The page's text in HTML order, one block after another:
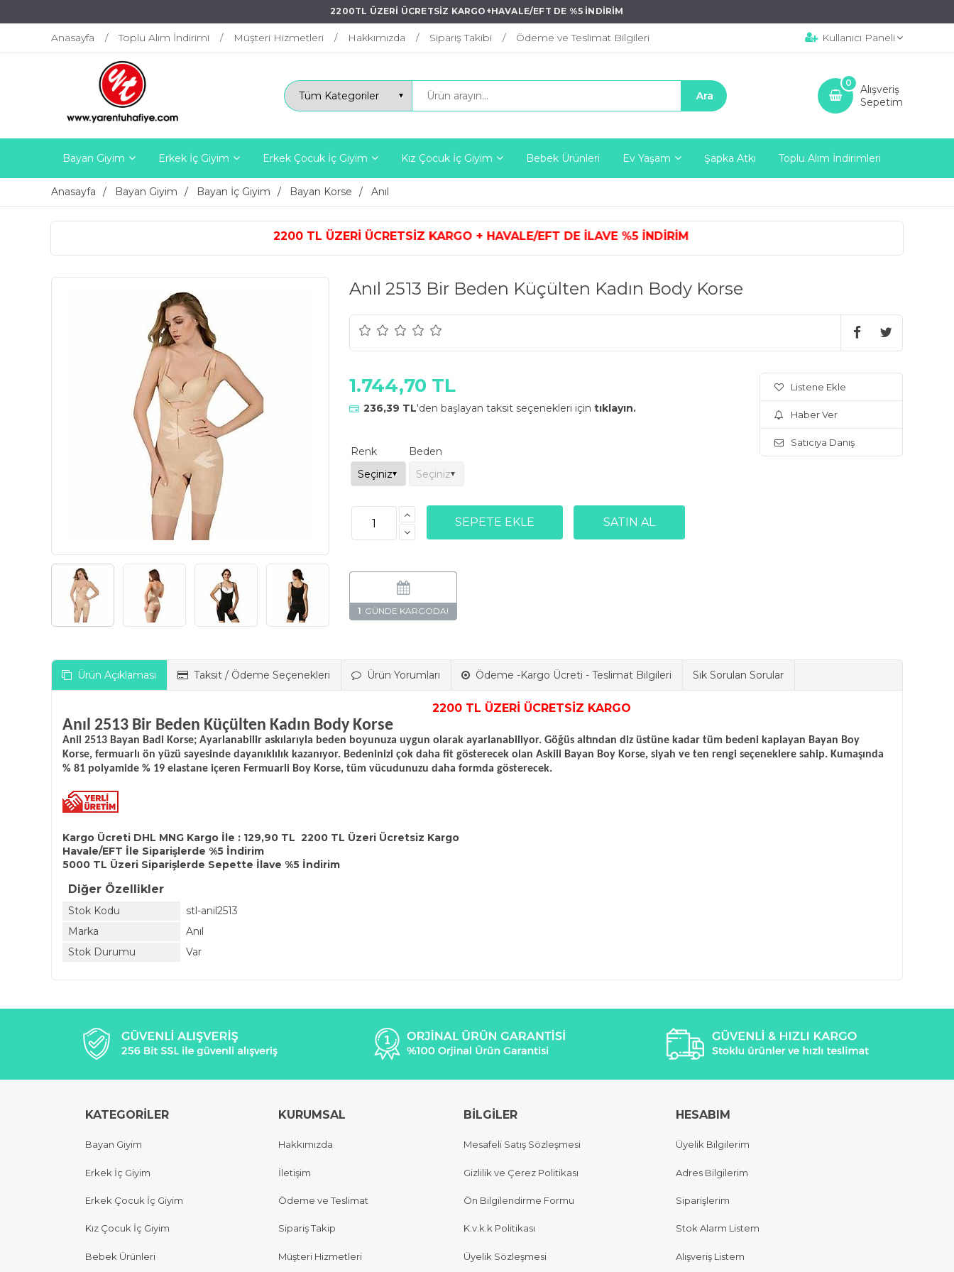
2200TL ÜZERİ ÜCRETSİZ KARGO+HAVALE/EFT DE %5 İNDİRİM
Anasayfa Toplu Alım İndirimi Müşteri Hizmetleri Hakkımızda Sipariş Takibi Ödeme ve Teslimat Bilgileri Kullanıcı Paneli
Alışveriş
Sepetim
0
Bayan Giyim Erkek İç Giyim Erkek Çocuk İç Giyim Kız Çocuk İç Giyim Bebek Ürünleri Ev Yaşam Şapka Atkı Toplu Alım İndirimleri
Anasayfa Bayan Giyim Bayan İç Giyim Bayan Korse Anıl
2200 TL ÜZERİ ÜCRETSİZ KARGO + HAVALE/EFT DE İLAVE %5 İNDİRİM
Anıl 2513 Bir Beden Küçülten Kadın Body Korse
1.744,70 TL
236,39 TL'den başlayan taksit seçenekleri için tıklayın.
Renk Beden
1
Listene Ekle
Haber Ver
Satıcıya Danış
Ürün Açıklaması Taksit / Ödeme Seçenekleri Ürün Yorumları Ödeme -Kargo Ücreti - Teslimat Bilgileri Sık Sorulan Sorular
2200 TL ÜZERİ ÜCRETSİZ KARGO
Anıl 2513 Bir Beden Küçülten Kadın Body Korse
Anil 2513 Bayan Badi Korse; Ayarlanabilir askılarıyla beden boyunuza uygun olarak ayarlanabiliyor. Göğüs altından diz üstüne kadar tüm bedeni kaplayan Bayan Boy
Korse, fermuarlı ön yüzü sayesinde dayanıklılık kazanıyor. Bedeninizi çok daha fit gösterecek olan Askili Bayan Boy Korse, siyah ve ten rengi seçeneklere sahip. Kumaşında
% 81 polyamide % 19 elastane içeren Fermuarli Boy Korse, tüm vücudunuzu daha formda gösterecek.
Kargo Ücreti DHL MNG Kargo İle : 129,90 TL 2200 TL Üzeri Ücretsiz Kargo
Havale/EFT İle Siparişlerde %5 İndirim
5000 TL Üzeri Siparişlerde Sepette İlave %5 İndirim
Diğer Özellikler
Stok Kodu
stl-anil2513
Marka
Anıl
Stok Durumu
Var
KATEGORİLER
Bayan Giyim
Erkek İç Giyim
Erkek Çocuk İç Giyim
Kız Çocuk İç Giyim
Bebek Ürünleri
KURUMSAL
Hakkımızda
İletişim
Ödeme ve Teslimat
Sipariş Takip
Müşteri Hizmetleri
BİLGİLER
Mesafeli Satış Sözleşmesi
Gizlilik ve Çerez Politikası
Ön Bilgilendirme Formu
K.v.k.k Politikası
Üyelik Sözleşmesi
HESABIM
Üyelik Bilgilerim
Adres Bilgilerim
Siparişlerim
Stok Alarm Listem
Alışveriş Listem